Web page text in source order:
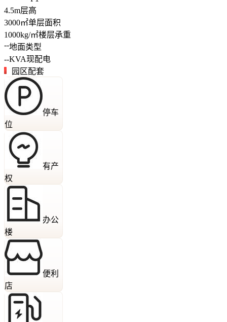
4.5m层高
3000㎡单层面积
1000kg/㎡楼层承重
--地面类型
--KVA现配电
园区配套
停车
位
有产
权
办公
楼
便利
店